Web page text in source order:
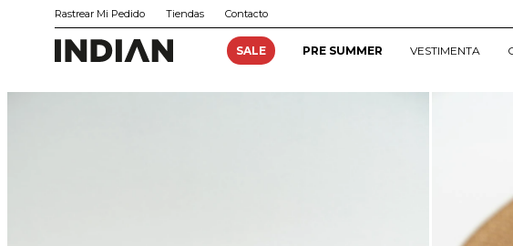
SALE PRE SUMMER VESTIMENTA
Rastrear Mi Pedido Tiendas Contacto